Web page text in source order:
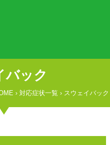
バック
› 対応症状一覧 › スウェイバック